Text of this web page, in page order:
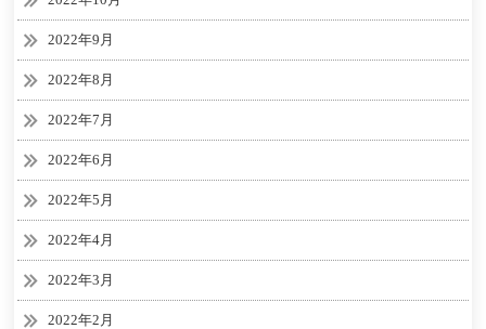
2022年9月
2022年8月
2022年7月
2022年6月
2022年5月
2022年4月
2022年3月
2022年2月